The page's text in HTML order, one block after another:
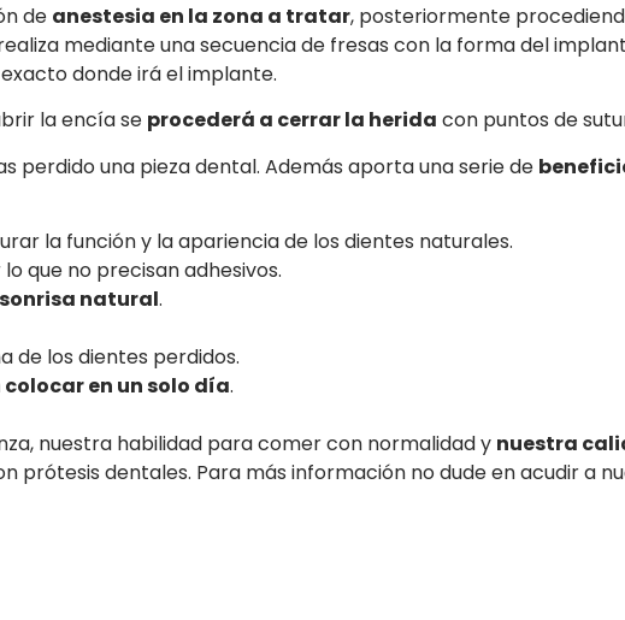
de anestesia en la zona a tratar, posteriormente
mediante una secuencia de fresas con la forma del
donde irá el implante.
la encía se procederá a cerrar la herida con puntos de
perdido una pieza dental. Además aporta una serie de
la función y la apariencia de los dientes naturales.
que no precisan adhesivos.
sonrisa natural.
de los dientes perdidos.
colocar en un solo día.
nuestra habilidad para comer con normalidad y nuestra
prótesis dentales. Para más información no dude en acudir a